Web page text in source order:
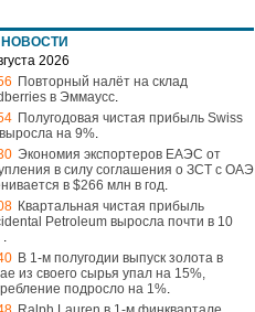
НОВОСТИ
2026
Повторный налёт на склад
в Эммаусс.
Полугодовая чистая прибыль Swiss
на 9%.
Экономия экспортеров ЕАЭС от
в силу соглашения о ЗСТ с ОАЭ
в $266 млн в год.
Квартальная чистая прибыль
Petroleum выросла почти в 10
.
В 1-м полугодии выпуск золота в
из своего сырья упал на 15%,
подросло на 1%.